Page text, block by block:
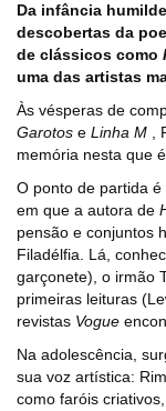
Da infância
descobertas da
de clássicos como
uma das artistas
Às vésperas de
Garotos e Linha M ,
memória nesta que
O ponto de partida
em que a autora de
pensão e conjuntos
Filadélfia. Lá,
garçonete), o irmão
primeiras leituras
revistas Vogue
Na adolescência,
sua voz artística:
como faróis